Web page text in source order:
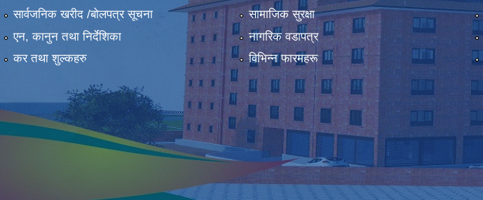
सार्वजनिक खरीद /बोलपत्र सूचना
एन, कानुन तथा निर्देशिका
कर तथा शुल्कहरु
सामाजिक सुरक्षा
नागरिक वडापत्र
विभिन्न फारमहरू